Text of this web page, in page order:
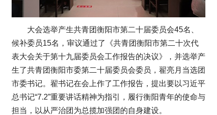
大会选举产生共青团衡阳市第二十届委员会45名、
候补委员15名，审议通过了《共青团衡阳市第二十次代
表大会关于第十九届委员会工作报告的决议》，并选举产
生了共青团衡阳市委第二十届委员会委员，翟亮月当选团
市委书记。翟书记在会上作了工作报告，提出要以习近平
总书记“7.2”重要讲话精神为指引，履行衡阳青年的使命与
担当，以从严治团为总揽加强团的自身建设。